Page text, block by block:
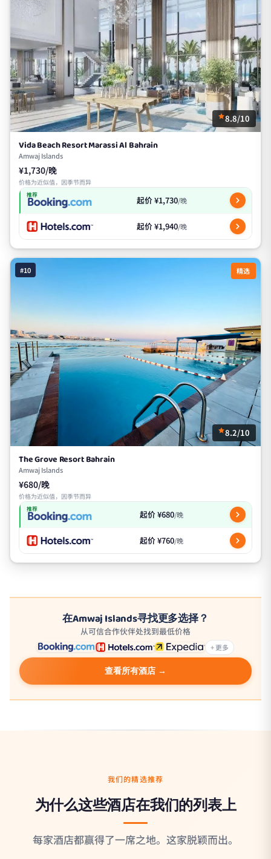
8.8/10
Vida Beach Resort Marassi Al Bahrain
Amwaj Islands
¥1,730/晚
价格为近似值，因季节而异
推荐 起价 ¥1,730/晚
起价 ¥1,940/晚
#10 精选
8.2/10
The Grove Resort Bahrain
Amwaj Islands
¥680/晚
价格为近似值，因季节而异
推荐 起价 ¥680/晚
起价 ¥760/晚
在Amwaj Islands寻找更多选择？
从可信合作伙伴处找到最低价格
+ 更多
查看所有酒店 →
我们的精选推荐
为什么这些酒店在我们的列表上
每家酒店都赢得了一席之地。这家脱颖而出。